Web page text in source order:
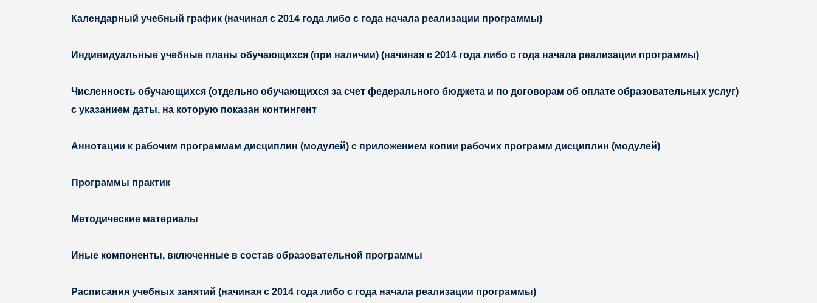
Календарный учебный график (начиная с 2014 года либо с года начала реализации программы)
Индивидуальные учебные планы обучающихся (при наличии) (начиная с 2014 года либо с года начала реализации программы)
Численность обучающихся (отдельно обучающихся за счет федерального бюджета и по договорам об оплате образовательных услуг)
с указанием даты, на которую показан контингент
Аннотации к рабочим программам дисциплин (модулей) с приложением копии рабочих программ дисциплин (модулей)
Программы практик
Методические материалы
Иные компоненты, включенные в состав образовательной программы
Расписания учебных занятий (начиная с 2014 года либо с года начала реализации программы)